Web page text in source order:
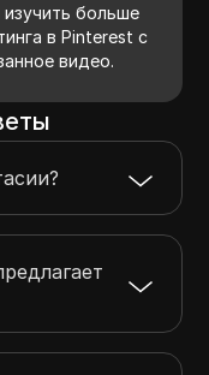
изучить больше
в Pinterest с
видео.